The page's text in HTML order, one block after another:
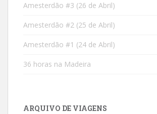
Amesterdão #3 (26 de Abril)
Amesterdão #2 (25 de Abril)
Amesterdão #1 (24 de Abril)
36 horas na Madeira
ARQUIVO DE VIAGENS